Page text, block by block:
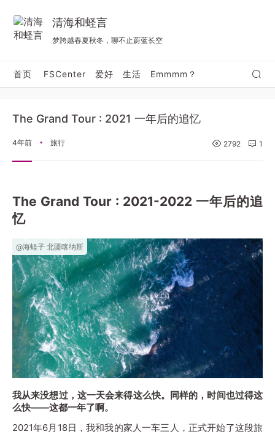
清海和蛏言
梦跨越春夏秋冬，聊不止蔚蓝长空
首页 FSCenter 爱好 生活 Emmmm？
The Grand Tour : 2021 一年后的追忆
4年前 • 旅行 2792 1
The Grand Tour : 2021-2022 一年后的追
忆
@海蛏子 北疆喀纳斯
我从来没想过，这一天会来得这么快。同样的，时间也过得这
么快——这都一年了啊。
2021年6月18日，我和我的家人一车三人，正式开始了这段旅